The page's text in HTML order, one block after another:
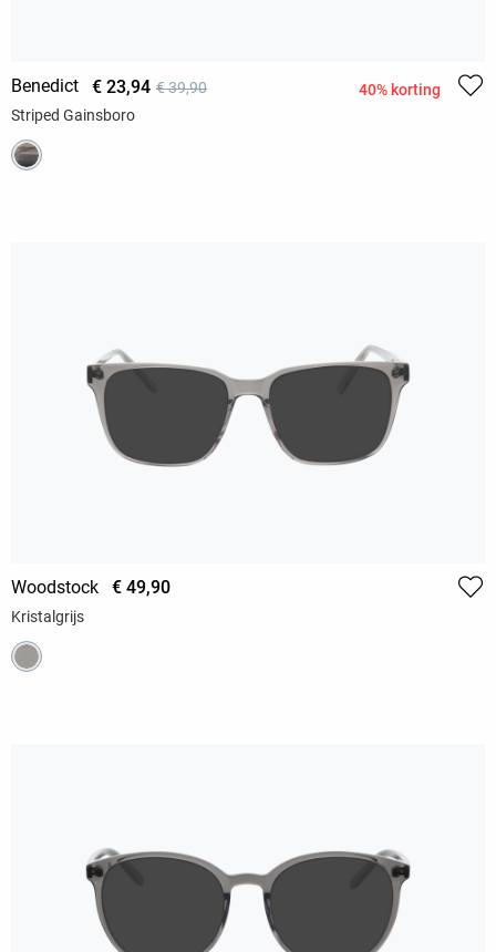
Benedict € 23,94 € 39,90
40% korting
Striped Gainsboro
Woodstock € 49,90
Kristalgrijs